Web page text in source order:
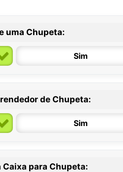
uma Chupeta:
Sim
de Chupeta:
Sim
para Chupeta: